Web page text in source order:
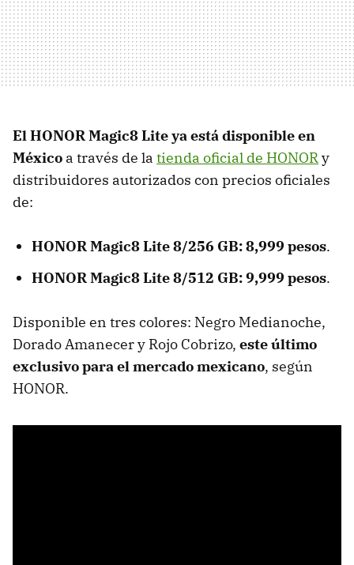
El HONOR Magic8 Lite ya está disponible en
México a través de la tienda oficial de HONORy
distribuidores autorizados con precios oficiales
de:
HONOR Magic8 Lite 8/256 GB: 8,999 pesos.
HONOR Magic8 Lite 8/512 GB: 9,999 pesos.
Disponible en tres colores: Negro Medianoche,
Dorado Amanecer y Rojo Cobrizo, este último
exclusivo para el mercado mexicano, según
HONOR.